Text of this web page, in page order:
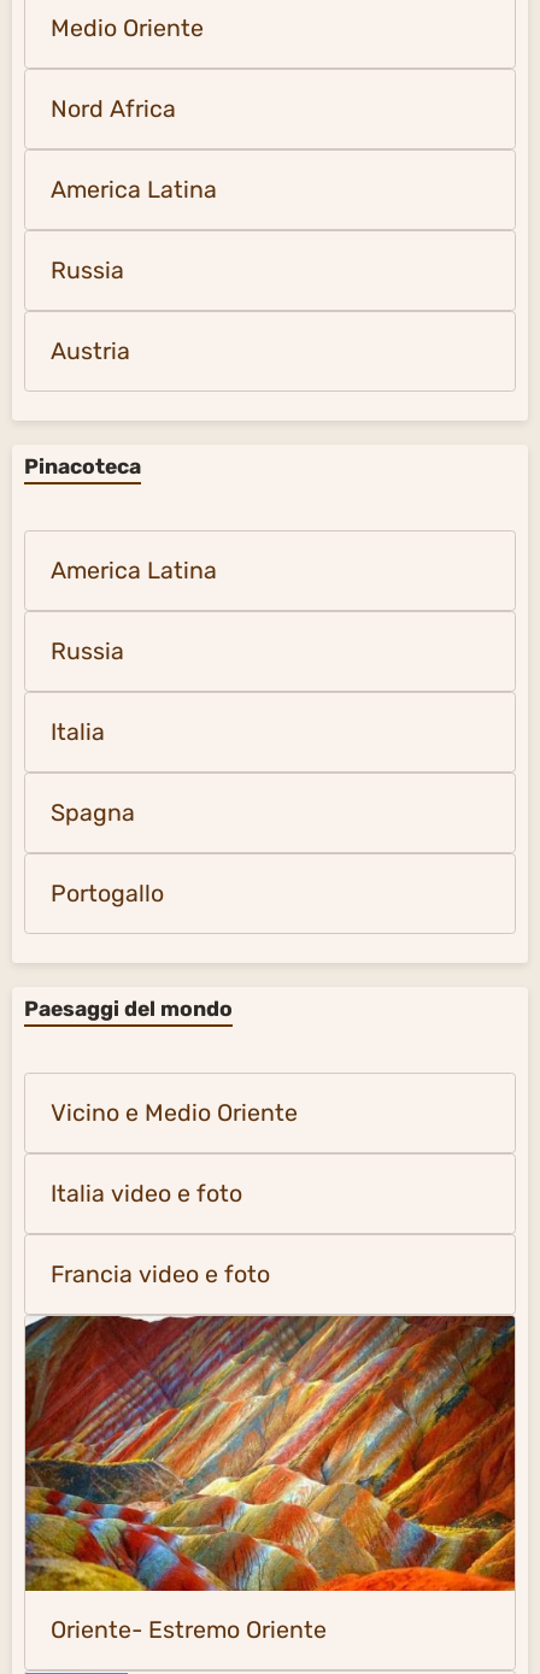
Medio Oriente
Nord Africa
America Latina
Russia
Austria
Pinacoteca
America Latina
Russia
Italia
Spagna
Portogallo
Paesaggi del mondo
Vicino e Medio Oriente
Italia video e foto
Francia video e foto
Oriente- Estremo Oriente